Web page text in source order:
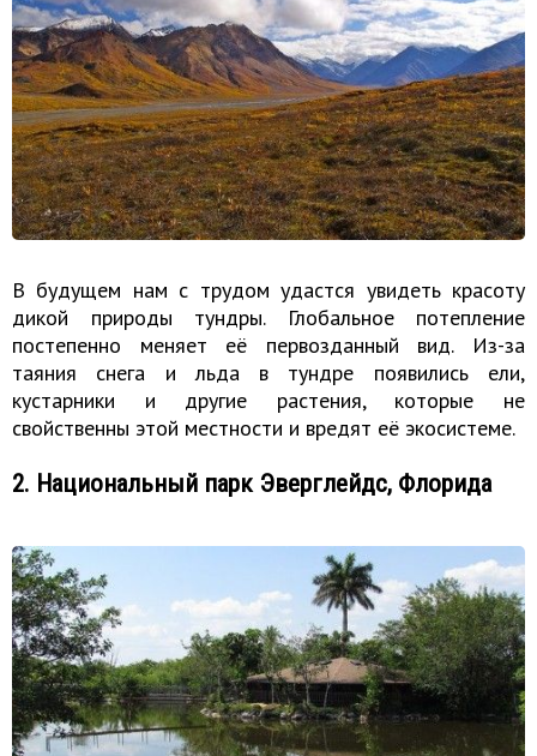
В будущем нам с трудом удастся увидеть красоту
дикой природы тундры. Глобальное потепление
постепенно меняет её первозданный вид. Из-за
таяния снега и льда в тундре появились ели,
кустарники и другие растения, которые не
свойственны этой местности и вредят её экосистеме.
2. Национальный парк Эверглейдс, Флорида